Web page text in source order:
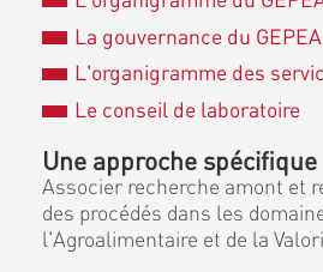
La gouvernance du GEPEA
L'organigramme des
Le conseil de laboratoire
Une approche spécifique
Associer recherche amont et
des procédés dans les
l'Agroalimentaire et de la